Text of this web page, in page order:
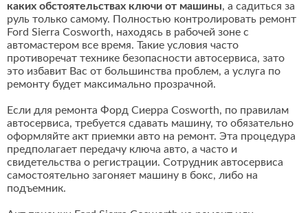
каких обстоятельствах ключи от машины, а садиться за
руль только самому. Полностью контролировать ремонт
Ford Sierra Cosworth, находясь в рабочей зоне с
автомастером все время. Такие условия часто
противоречат технике безопасности автосервиса, зато
это избавит Вас от большинства проблем, а услуга по
ремонту будет максимально прозрачной.
Если для ремонта Форд Сиерра Cosworth, по правилам
автосервиса, требуется сдавать машину, то обязательно
оформляйте акт приемки авто на ремонт. Эта процедура
предполагает передачу ключа авто, а часто и
свидетельства о регистрации. Сотрудник автосервиса
самостоятельно загоняет машину в бокс, либо на
подъемник.